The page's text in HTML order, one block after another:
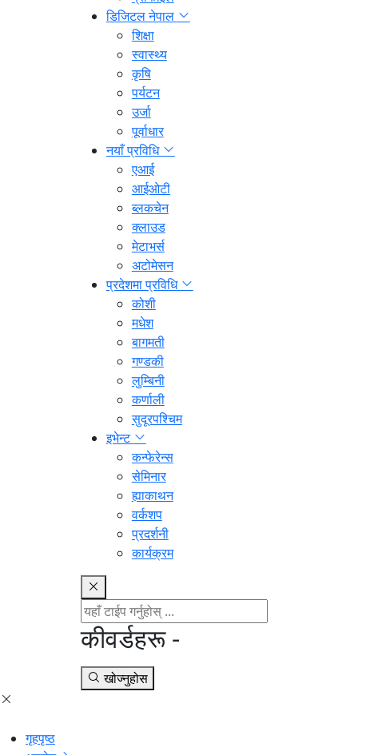
डिजिटल नेपाल
शिक्षा
स्वास्थ्य
कृषि
पर्यटन
उर्जा
पूर्वाधार
नयाँ प्रविधि
एआई
आईओटी
ब्लकचेन
क्लाउड
मेटाभर्स
अटोमेसन
प्रदेशमा प्रविधि
कोशी
मधेश
बागमती
गण्डकी
लुम्बिनी
कर्णाली
सुदूरपश्चिम
इभेन्ट
कन्फेरेन्स
सेमिनार
ह्याकाथन
वर्कशप
प्रदर्शनी
कार्यक्रम
कीवर्डहरू -
खोज्नुहोस
गृहपृष्ठ